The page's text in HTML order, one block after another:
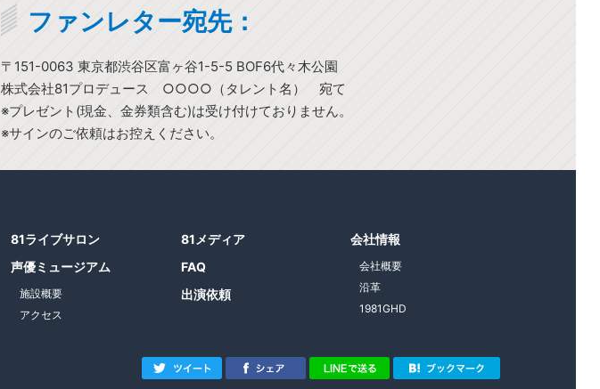
ファンレター宛先：
〒151-0063 東京都渋谷区富ヶ谷1-5-5 BOF6代々木公園
株式会社81プロデュース ○○○○（タレント名） 宛て
※プレゼント(現金、金券類含む)は受け付けておりません。
※サインのご依頼はお控えください。
81ライブサロン
声優ミュージアム
施設概要
アクセス
81メディア
FAQ
出演依頼
会社情報
会社概要
沿革
1981GHD